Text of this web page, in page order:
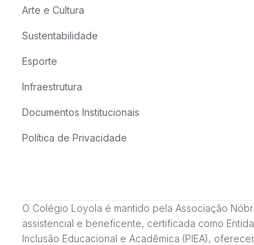
Arte e Cultura
Sustentabilidade
Esporte
Infraestrutura
Documentos Institucionais
Política de Privacidade
O Colégio Loyola é mantido pela Associação
assistencial e beneficente, certificada como
Inclusão Educacional e Acadêmica (PIEA),